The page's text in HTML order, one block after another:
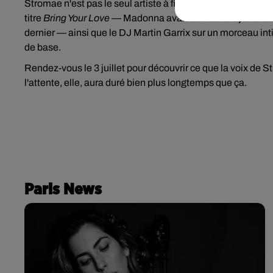
Stromae n'est pas le seul artiste à figurer sur ce nouvel
titre Bring Your Love— Madonna avait d'ailleurs rejoint la
dernier — ainsi que le DJ Martin Garrix sur un morceau
de base.
Rendez-vous le 3 juillet pour découvrir ce que la voix de
l'attente, elle, aura duré bien plus longtemps que ça.
Paris News